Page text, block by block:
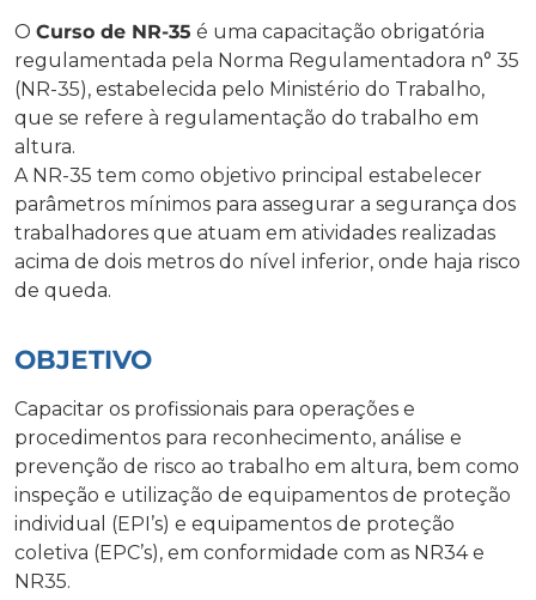
O Curso de NR-35 é uma capacitação obrigatória
regulamentada pela Norma Regulamentadora n° 35
(NR-35), estabelecida pelo Ministério do Trabalho,
que se refere à regulamentação do trabalho em
altura.
A NR-35 tem como objetivo principal estabelecer
parâmetros mínimos para assegurar a segurança dos
trabalhadores que atuam em atividades realizadas
acima de dois metros do nível inferior, onde haja risco
de queda.
OBJETIVO
Capacitar os profissionais para operações e
procedimentos para reconhecimento, análise e
prevenção de risco ao trabalho em altura, bem como
inspeção e utilização de equipamentos de proteção
individual (EPI’s) e equipamentos de proteção
coletiva (EPC’s), em conformidade com as NR34 e
NR35.